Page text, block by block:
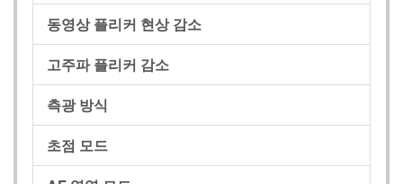
동영상 플리커 현상 감소
고주파 플리커 감소
측광 방식
초점 모드